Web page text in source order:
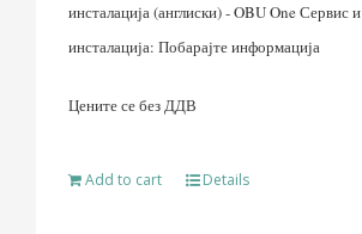
инсталација (англиски) - OBU One Сервис и
инсталација: Побарајте информација
Цените се без ДДВ
Add to cart Details